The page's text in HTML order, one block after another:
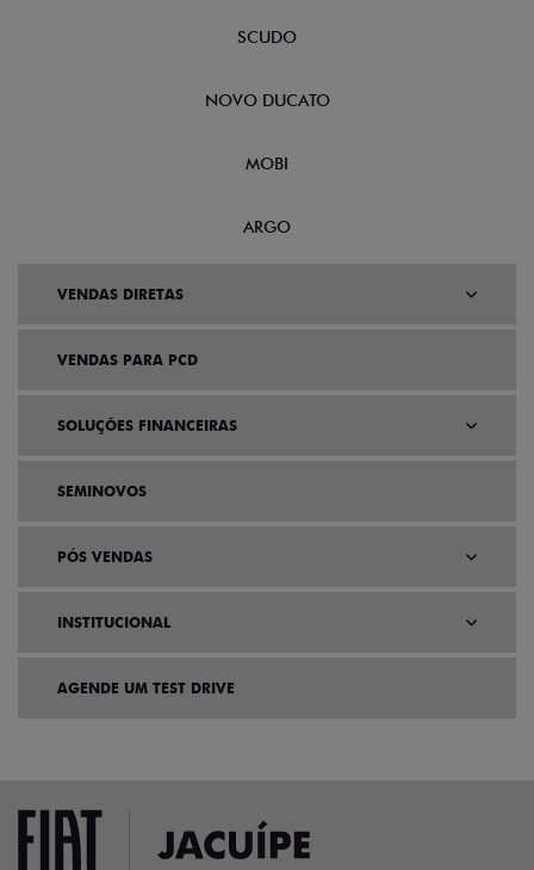
SCUDO
NOVO DUCATO
MOBI
ARGO
VENDAS DIRETAS
VENDAS PARA PCD
SOLUÇÕES FINANCEIRAS
SEMINOVOS
PÓS VENDAS
INSTITUCIONAL
AGENDE UM TEST DRIVE